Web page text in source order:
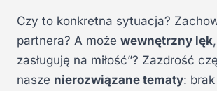
Czy to konkretna sytuacja?
partnera? A może wewnętrzny lęk
zasługuję na miłość”? Zazdrość
nasze nierozwiązane tematy: